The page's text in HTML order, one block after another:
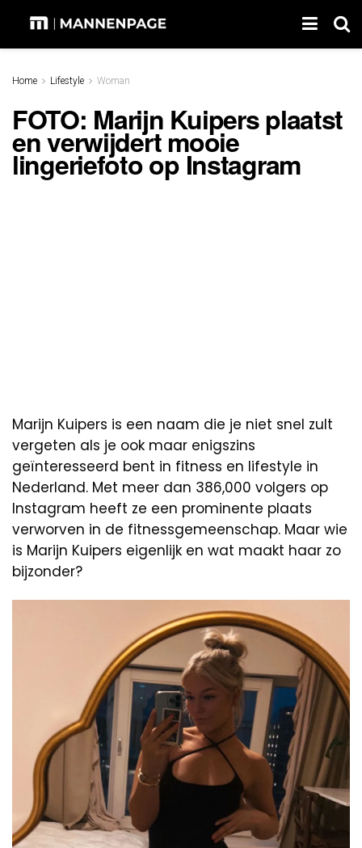
Home Lifestyle Woman
FOTO: Marijn Kuipers plaatst
en verwijdert mooie
lingeriefoto op Instagram
Marijn Kuipers is een naam die je niet snel zult
vergeten als je ook maar enigszins
geïnteresseerd bent in fitness en lifestyle in
Nederland. Met meer dan 386,000 volgers op
Instagram heeft ze een prominente plaats
verworven in de fitnessgemeenschap. Maar wie
is Marijn Kuipers eigenlijk en wat maakt haar zo
bijzonder?